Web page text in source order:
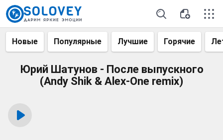
Новые Популярные Лучшие Горячие
Юрий Шатунов - После выпускного
(Andy Shik & Alex-One remix)